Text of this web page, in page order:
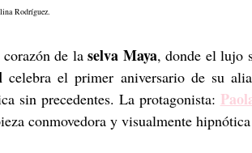
Rodríguez.
corazón de la selva Maya, donde el lujo
celebra el primer aniversario de su
sin precedentes. La protagonista:
conmovedora y visualmente